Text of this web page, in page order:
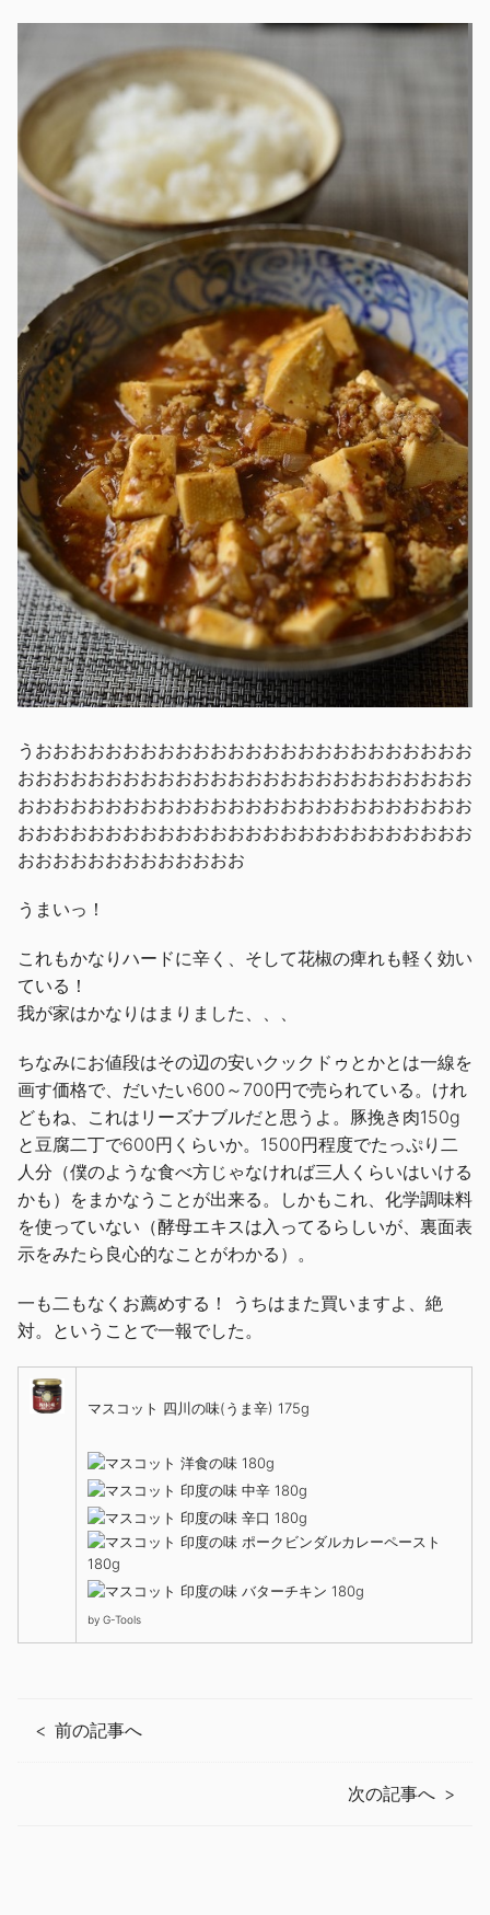
うおおおおおおおおおおおおおおおおおおおおおおおおお
おおおおおおおおおおおおおおおおおおおおおおおおおお
おおおおおおおおおおおおおおおおおおおおおおおおおお
おおおおおおおおおおおおおおおおおおおおおおおおおお
おおおおおおおおおおおおお
うまいっ！
これもかなりハードに辛く、そして花椒の痺れも軽く効い
ている！
我が家はかなりはまりました、、、
ちなみにお値段はその辺の安いクックドゥとかとは一線を
画す価格で、だいたい600～700円で売られている。けれ
どもね、これはリーズナブルだと思うよ。豚挽き肉150g
と豆腐二丁で600円くらいか。1500円程度でたっぷり二
人分（僕のような食べ方じゃなければ三人くらいはいける
かも）をまかなうことが出来る。しかもこれ、化学調味料
を使っていない（酵母エキスは入ってるらしいが、裏面表
示をみたら良心的なことがわかる）。
一も二もなくお薦めする！ うちはまた買いますよ、絶
対。ということで一報でした。
マスコット 四川の味(うま辛) 175g
by G-Tools
前の記事へ
次の記事へ